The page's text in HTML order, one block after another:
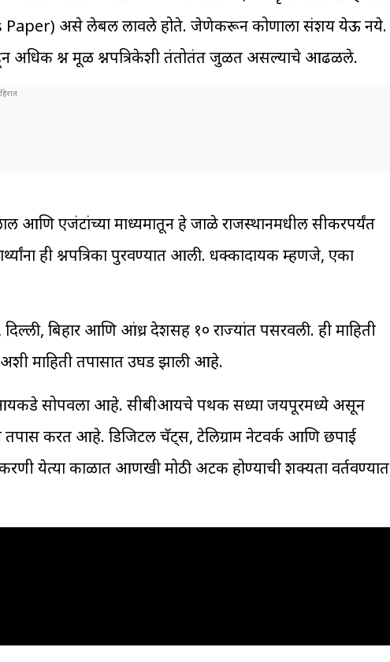
Paper) असे लेबल लावले होते. जेणेकरून कोणाला संशय येऊ नये.
अधिक प्रश्न मूळ प्रश्नपत्रिकेशी तंतोतंत जुळत असल्याचे आढळले.
आणि एजंटांच्या माध्यमातून हे जाळे राजस्थानमधील सीकरपर्यंत
ही प्रश्नपत्रिका पुरवण्यात आली. धक्कादायक म्हणजे, एका
दिल्ली, बिहार आणि आंध्र प्रदेशसह १० राज्यांत पसरवली. ही माहिती
अशी माहिती तपासात उघड झाली आहे.
सोपवला आहे. सीबीआयचे पथक सध्या जयपूरमध्ये असून
तपास करत आहे. डिजिटल चॅट्स, टेलिग्राम नेटवर्क आणि छपाई
येत्या काळात आणखी मोठी अटक होण्याची शक्यता वर्तवण्यात